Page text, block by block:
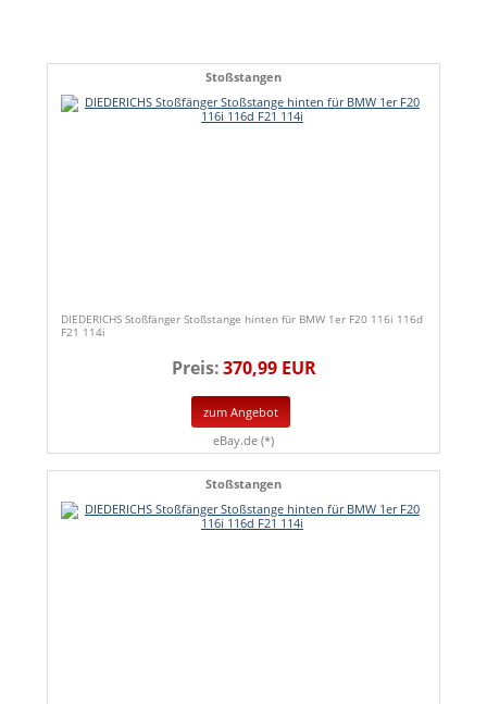
Stoßstangen
DIEDERICHS Stoßfänger Stoßstange hinten für BMW 1er F20 116i 116d
F21 114i
Preis:370,99 EUR
zum Angebot
eBay.de (*)
Stoßstangen